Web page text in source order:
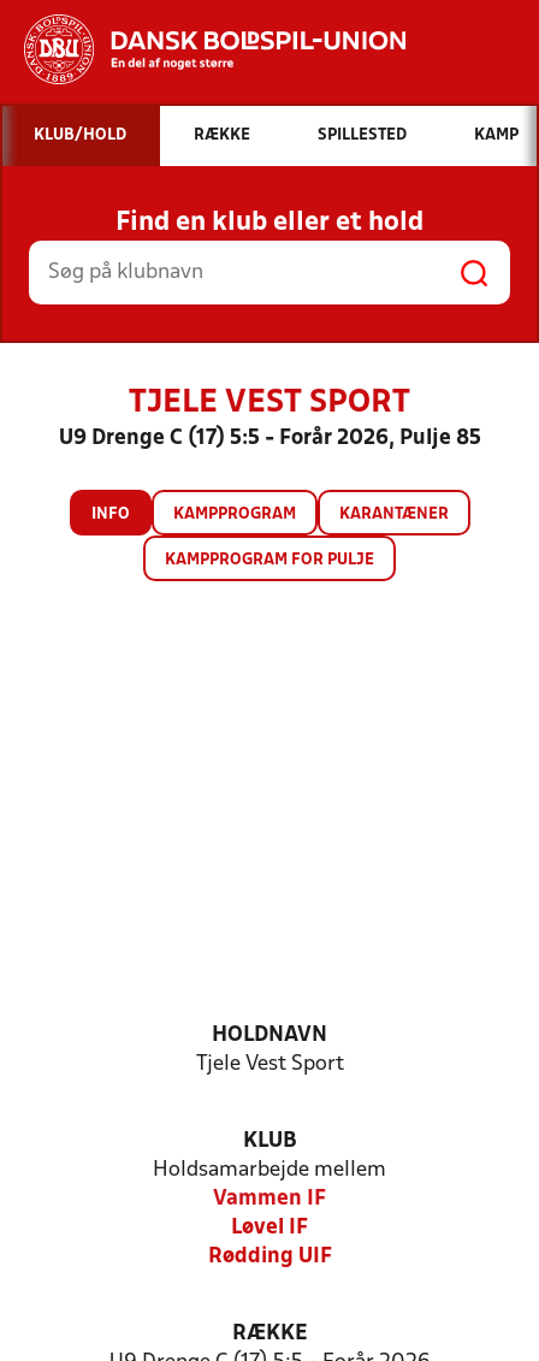
Hvad vil du søge efter?
INDHOLD OG NYHEDER
STILLINGER, RESULTATER, KLUBBER OG
HOLD
KLUB/HOLD RÆKKE SPILLESTED KAMP
Find en klub eller et hold
TJELE VEST SPORT
U9 Drenge C (17) 5:5 - Forår 2026, Pulje 85
INFO KAMPPROGRAM KARANTÆNER
KAMPPROGRAM FOR PULJE
HOLDNAVN
Tjele Vest Sport
KLUB
Holdsamarbejde mellem
Vammen IF
Løvel IF
Rødding UIF
RÆKKE